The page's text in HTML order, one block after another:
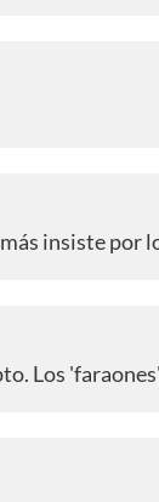
insiste por
Los